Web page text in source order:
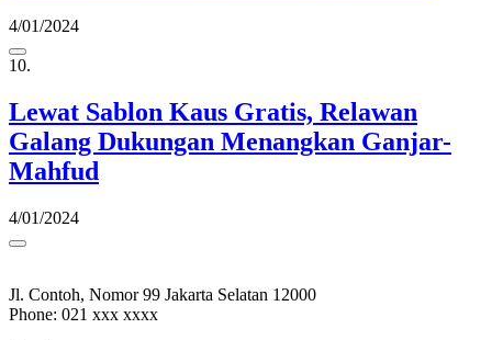
4/01/2024
10.
Lewat Sablon Kaus Gratis, Relawan
Galang Dukungan Menangkan Ganjar-
Mahfud
4/01/2024
Jl. Contoh, Nomor 99 Jakarta Selatan 12000
Phone: 021 xxx xxxx